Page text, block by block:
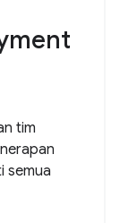
tim
semua